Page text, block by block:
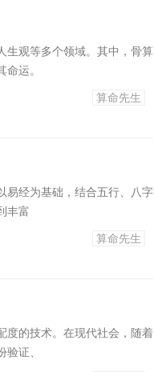
生观等多个领域。其中，骨算
运。
算命先生
易经为基础，结合五行、八字
丰富
算命先生
度的技术。在现代社会，随着
证、